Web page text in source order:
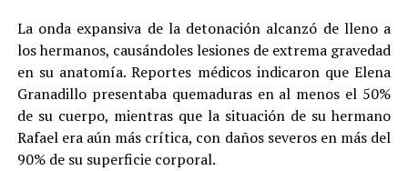
La onda expansiva de la detonación alcanzó de lleno a
los hermanos, causándoles lesiones de extrema gravedad
en su anatomía. Reportes médicos indicaron que Elena
Granadillo presentaba quemaduras en al menos el 50%
de su cuerpo, mientras que la situación de su hermano
Rafael era aún más crítica, con daños severos en más del
90% de su superficie corporal.